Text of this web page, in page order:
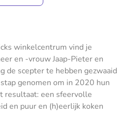
winkelcentrum vind je
en -vrouw Jaap-Pieter en
de scepter te hebben gezwaaid
genomen om in 2020 hun
resultaat: een sfeervolle
en puur en (h)eerlijk koken